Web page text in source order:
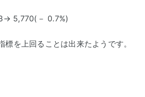
5,770(－ 0.7%)
を上回ることは出来たようです。